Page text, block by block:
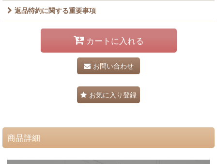
返品特約に関する重要事項
カートに入れる
お問い合わせ
お気に入り登録
商品詳細